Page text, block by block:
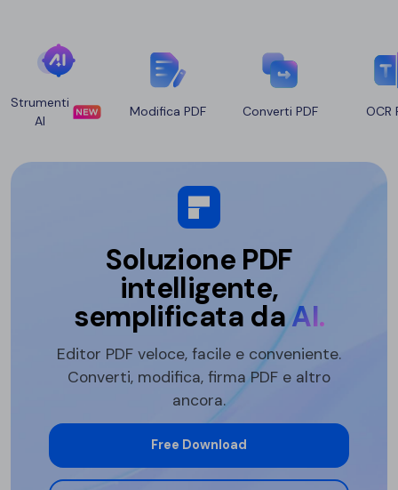
Strumenti
AI
Modifica PDF Converti PDF OCR
Soluzione PDF
intelligente,
semplificata daAI.
Editor PDF veloce, facile e conveniente.
Converti, modifica, firma PDF e altro
ancora.
Free Download